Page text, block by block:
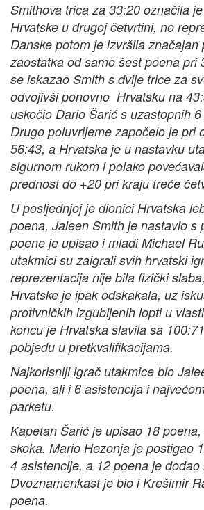
Smithova trica za 33:20 označila
Hrvatske u drugoj četvrtini, no
Danske potom je izvršila značajan
zaostatka od samo šest poena pri
se iskazao Smith s dvije trice za
odvojivši ponovno Hrvatsku na
uskočio Dario Šarić s uzastopnih
Drugo poluvrijeme započelo je pri
56:43, a Hrvatska je u nastavku
sigurnom rukom i polako
prednost do +20 pri kraju treće
U posljednjoj je dionici Hrvatska
poena, Jaleen Smith je nastavio s
poene je upisao i mladi Michael
utakmici su zaigrali svih hrvatski
reprezentacija nije bila fizički
Hrvatske je ipak odskakala, uz
protivničkih izgubljenih lopti u
koncu je Hrvatska slavila sa
pobjedu u pretkvalifikacijama.
Najkorisniji igrač utakmice bio
poena, ali i 6 asistencija i
parketu.
Kapetan Šarić je upisao 18
skoka. Mario Hezonja je postigao
4 asistencije, a 12 poena je dodao
Dvoznamenkast je bio i Krešimir
poena.